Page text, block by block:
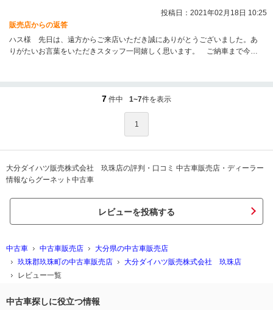
投稿日：2021年02月18日 10:25
販売店からの返答
ハス様 先日は、遠方からご来店いただき誠にありがとうございました。あ
りがたいお言葉をいただきスタッフ一同嬉しく思います。 ご納車まで今し
7 件中 1~7件を表示
1
大分ダイハツ販売株式会社 玖珠店の評判・口コミ 中古車販売店・ディーラー
情報ならグーネット中古車
レビューを投稿する
中古車 中古車販売店
大分県の中古車販売店
玖珠郡玖珠町の中古車販売店
大分ダイハツ販売株式会社 玖珠店
レビュー一覧
中古車探しに役立つ情報